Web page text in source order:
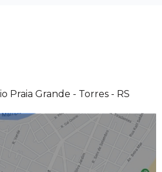
Praia Grande - Torres - RS